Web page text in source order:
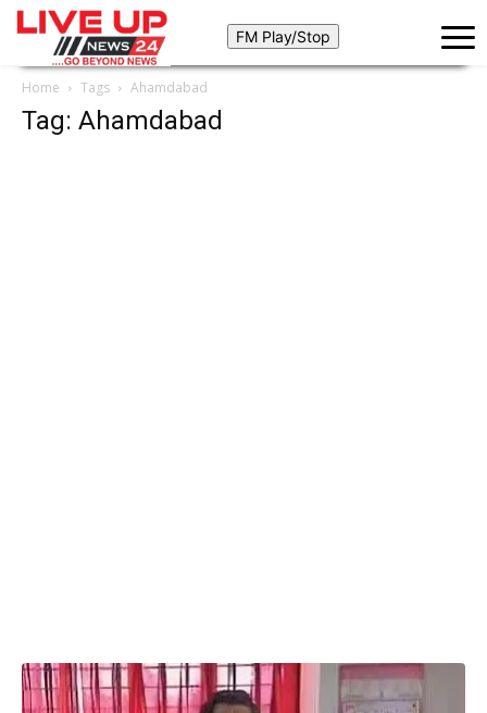
Home Tags Ahamdabad
Tag: Ahamdabad